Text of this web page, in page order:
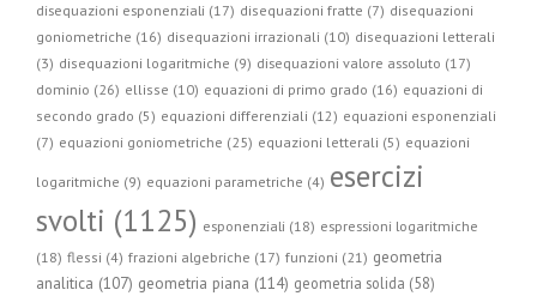
disequazioni esponenziali (17) disequazioni fratte (7) disequazioni
goniometriche (16) disequazioni irrazionali (10) disequazioni letterali
(3) disequazioni logaritmiche (9) disequazioni valore assoluto (17)
dominio (26) ellisse (10) equazioni di primo grado (16) equazioni di
secondo grado (5) equazioni differenziali (12) equazioni esponenziali
(7) equazioni goniometriche (25) equazioni letterali (5) equazioni
logaritmiche (9) equazioni parametriche (4) esercizi
svolti (1125) esponenziali (18) espressioni logaritmiche
(18) flessi (4) frazioni algebriche (17) funzioni (21) geometria
analitica (107) geometria piana (114) geometria solida (58)